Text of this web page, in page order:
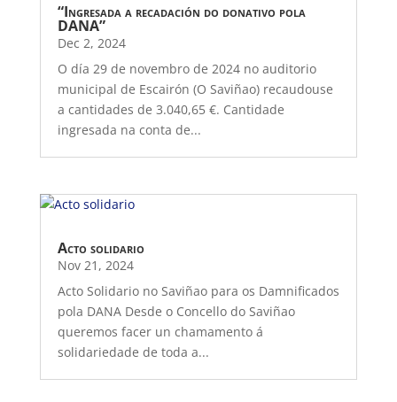
“Ingresada a recadación do donativo pola
DANA”
Dec 2, 2024
O día 29 de novembro de 2024 no auditorio
municipal de Escairón (O Saviñao) recaudouse
a cantidades de 3.040,65 €. Cantidade
ingresada na conta de...
Acto solidario
Nov 21, 2024
Acto Solidario no Saviñao para os Damnificados
pola DANA Desde o Concello do Saviñao
queremos facer un chamamento á
solidariedade de toda a...